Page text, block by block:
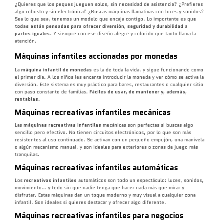
¿Quieres que los peques jueguen solos, sin necesidad de asistencia? ¿Prefieres
algo robusto y sin electrónica? ¿Buscas máquinas llamativas con luces y sonidos?
Sea lo que sea, tenemos un modelo que encaja contigo. Lo importante es que
todas están pensadas para ofrecer diversión, seguridad y durabilidad a
partes iguales. Y siempre con ese diseño alegre y colorido que tanto llama la
atención.
Máquinas infantiles accionadas por monedas
La máquina infantil de monedas es la de toda la vida, y sigue funcionando como
el primer día. A los niños les encanta introducir la moneda y ver cómo se activa la
diversión. Este sistema es muy práctico para bares, restaurantes o cualquier sitio
con paso constante de familias. Fáciles de usar, de mantener y, además,
rentables.
Máquinas recreativas infantiles mecánicas
Las máquinas recreativas infantiles mecánicas son perfectas si buscas algo
sencillo pero efectivo. No tienen circuitos electrónicos, por lo que son más
resistentes al uso continuado. Se activan con un pequeño empujón, una manivela
o algún mecanismo manual, y son ideales para exteriores o zonas de juego más
tranquilas.
Máquinas recreativas infantiles automáticas
Los recreativos infantiles automáticos son todo un espectáculo: luces, sonidos,
movimiento… y todo sin que nadie tenga que hacer nada más que mirar y
disfrutar. Estas máquinas dan un toque moderno y muy visual a cualquier zona
infantil. Son ideales si quieres destacar y ofrecer algo diferente.
Máquinas recreativas infantiles para negocios